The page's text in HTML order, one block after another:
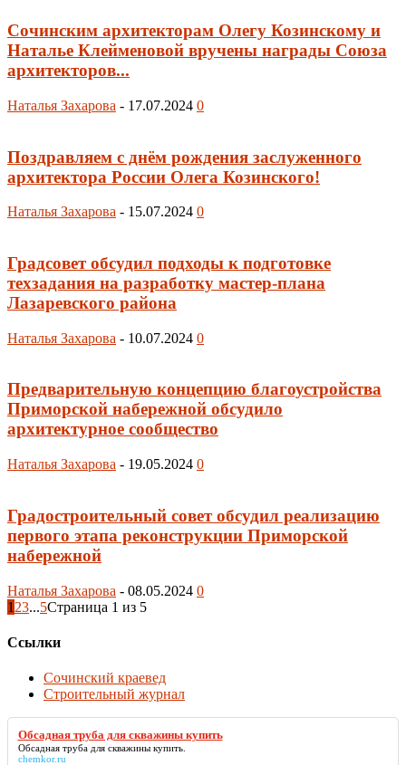
Сочинским архитекторам Олегу Козинскому и
Наталье Клейменовой вручены награды Союза
архитекторов...
Наталья Захарова - 17.07.2024 0
Поздравляем с днём рождения заслуженного
архитектора России Олега Козинского!
Наталья Захарова - 15.07.2024 0
Градсовет обсудил подходы к подготовке
техзадания на разработку мастер-плана
Лазаревского района
Наталья Захарова - 10.07.2024 0
Предварительную концепцию благоустройства
Приморской набережной обсудило
архитектурное сообщество
Наталья Захарова - 19.05.2024 0
Градостроительный совет обсудил реализацию
первого этапа реконструкции Приморской
набережной
Наталья Захарова - 08.05.2024 0
1 23...5Страница 1 из 5
Ссылки
Сочинский краевед
Строительный журнал
Обсадная труба для скважины купить
Обсадная труба для скважины купить.
chemkor.ru